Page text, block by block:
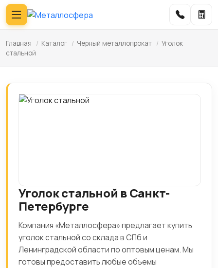
Главная / Каталог / Черный металлопрокат / Уголок
стальной
Уголок стальной в Санкт-
Петербурге
Компания «Металлосфера» предлагает купить
уголок стальной со склада в СПб и
Ленинградской области по оптовым ценам. Мы
готовы предоставить любые объемы